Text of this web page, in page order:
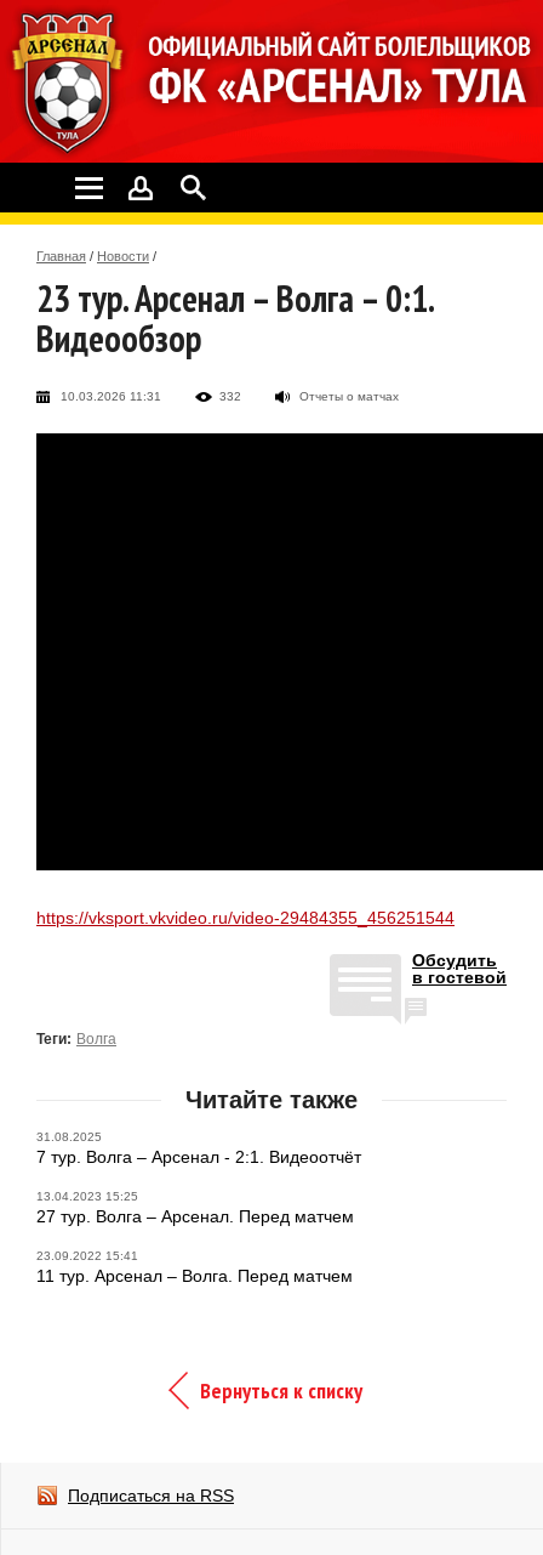
Главная / Новости /
23 тур. Арсенал – Волга – 0:1.
Видеообзор
10.03.2026 11:31 332 Отчеты о матчах
https://vksport.vkvideo.ru/video-29484355_456251544
Обсудить
в гостевой
Теги: Волга
Читайте также
31.08.2025
7 тур. Волга – Арсенал - 2:1. Видеоотчёт
13.04.2023 15:25
27 тур. Волга – Арсенал. Перед матчем
23.09.2022 15:41
11 тур. Арсенал – Волга. Перед матчем
Вернуться к списку
Подписаться на RSS